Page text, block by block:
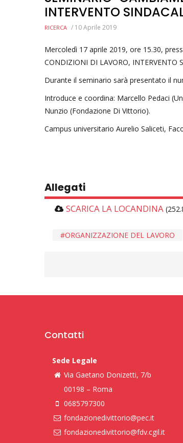
INTERVENTO
RICERCA / 10 Aprile 2019
Mercoledì 17 aprile 2019, ore 15.30,
CONDIZIONI DI LAVORO, INTERVENTO
Durante il seminario sarà presentato il
Introduce e coordina: Marcello Pedaci
Nunzio (Fondazione Di Vittorio).
Campus universitario Aurelio Saliceti,
Allegati
SCARICA LA LOCANDINA
ORGANIZZAZIONE DEL LAVORO
Contatti
Sede Legale
Via Gaetano Donizetti, 7/b
00198 – Roma
0685797300
fondazionedivittorio@pec.it
fondazionedivittorio@fdv.cgil.it